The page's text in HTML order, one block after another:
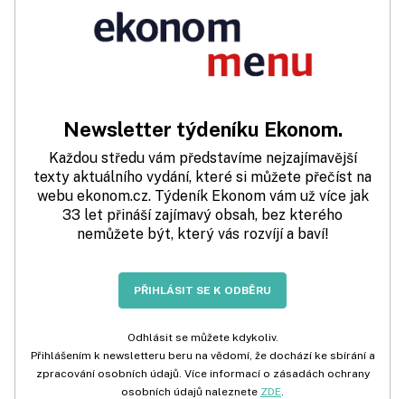
Newsletter týdeníku Ekonom.
Každou středu vám představíme nejzajímavější
texty aktuálního vydání, které si můžete přečíst na
webu ekonom.cz. Týdeník Ekonom vám už více jak
33 let přináší zajímavý obsah, bez kterého
nemůžete být, který vás rozvíjí a baví!
PŘIHLÁSIT SE K ODBĚRU
Odhlásit se můžete kdykoliv.
Přihlášením k newsletteru beru na vědomí, že dochází ke sbírání a
zpracování osobních údajů. Více informací o zásadách ochrany
osobních údajů naleznete ZDE.